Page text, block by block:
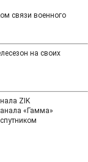
связи военного
на своих
ZIK
«Гамма»